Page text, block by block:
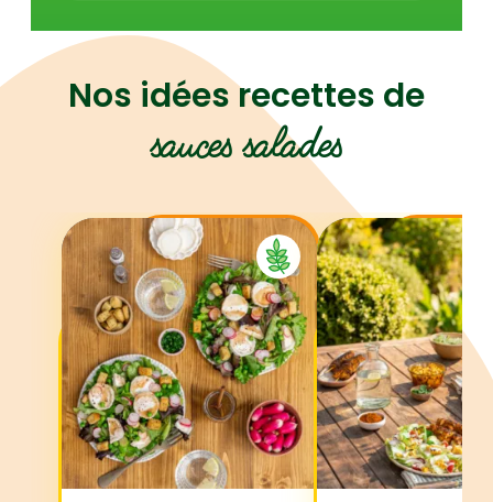
Nos idées recettes de
sauces salades